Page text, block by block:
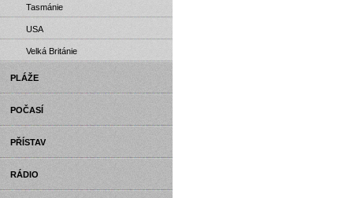
Tasmánie
USA
Velká Británie
PLÁŽE
POČASÍ
PŘÍSTAV
RÁDIO